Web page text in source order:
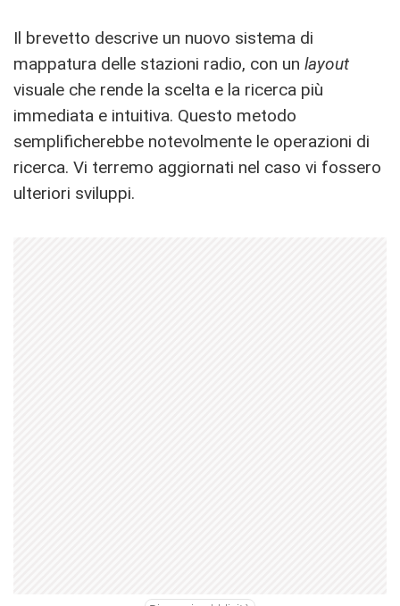
Il brevetto descrive un nuovo sistema di
mappatura delle stazioni radio, con un layout
visuale che rende la scelta e la ricerca più
immediata e intuitiva. Questo metodo
semplificherebbe notevolmente le operazioni di
ricerca. Vi terremo aggiornati nel caso vi fossero
ulteriori sviluppi.